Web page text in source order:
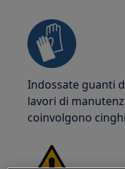
Indossate guanti
lavori di
coinvolgono